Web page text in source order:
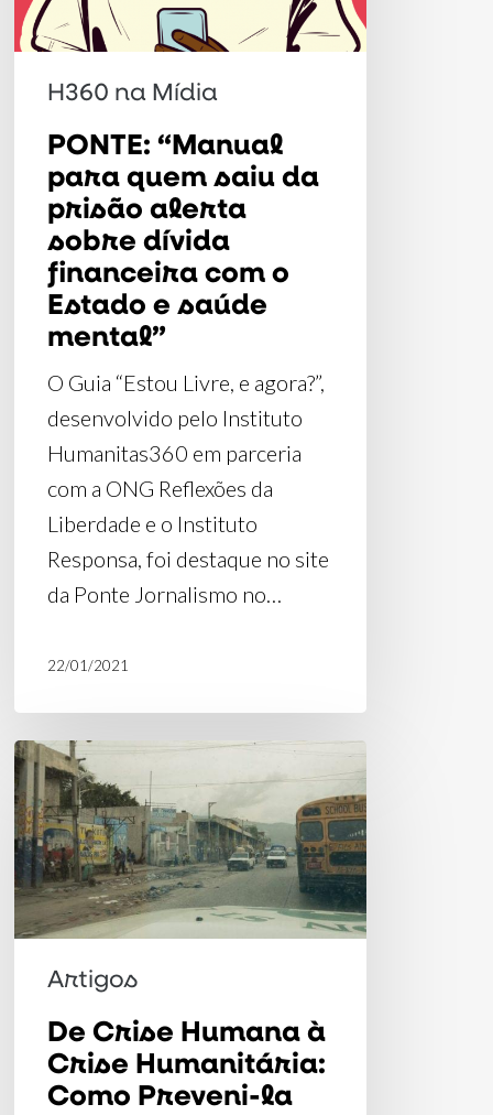
alerta
dívida
financeira
com
Estado
saúde
mental”
H360 na Mídia
PONTE: “Manual
para quem saiu da
prisão alerta
sobre dívida
financeira com o
Estado e saúde
mental”
O Guia “Estou Livre, e agora?”,
desenvolvido pelo Instituto
Humanitas360 em parceria
com a ONG Reflexões da
Liberdade e o Instituto
Responsa, foi destaque no site
da Ponte Jornalismo no…
22/01/2021
De
Crise
Humana
à
Crise
Humanitária:
ComoArtigos
De Crise Humana à
Crise Humanitária:
Como Preveni-la